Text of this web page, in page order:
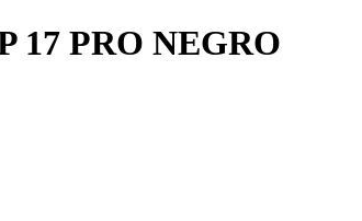
17 PRO NEGRO